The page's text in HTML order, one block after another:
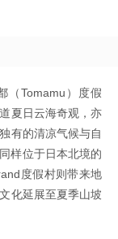
（Tomamu）度假
夏日云海奇观，亦
有的清凉气候与自
样位于日本北境的
度假村则带来地
化延展至夏季山坡